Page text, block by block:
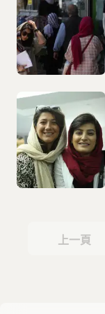
上一頁
上一頁